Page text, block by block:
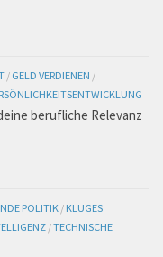
/ GELD VERDIENEN /
berufliche Relevanz
POLITIK / KLUGES
/TECHNISCHE